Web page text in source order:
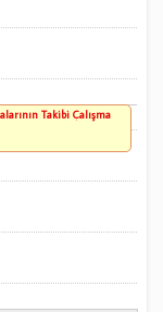
Takibi Çalışma